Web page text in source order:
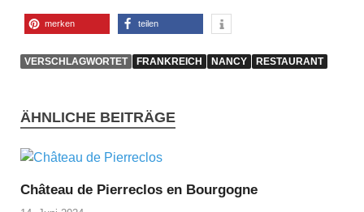
merken teilen
VERSCHLAGWORTET FRANKREICH NANCY RESTAURANT
ÄHNLICHE BEITRÄGE
Château de Pierreclos en Bourgogne